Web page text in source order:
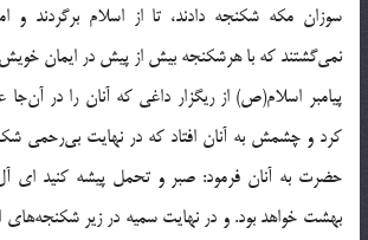
سوزان مکه شکنجه دادند، تا از اسلام برگردند و
نمی‌گشتند که با هرشکنجه بیش از پیش در ایمان
پیامبر اسلام(ص) از ریگزار داغی که آنان را در آن‌جا
کرد و چشمش به آنان افتاد که در نهایت بی‌رحمی
حضرت به آنان فرمود: صبر و تحمل پیشه کنید ای
بهشت خواهد بود. و در نهایت سمیه در زیر